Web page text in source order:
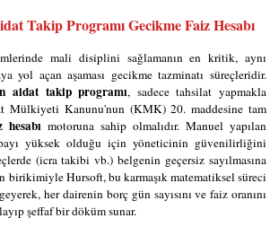
Takip Programı Gecikme Faiz Hesabı
mali disiplini sağlamanın en kritik, aynı
yol açan aşaması gecikme tazminatı süreçleridir.
aidat takip programı, sadece tahsilat yapmakla
Mülkiyeti Kanunu'nun (KMK) 20. maddesine tam
motoruna sahip olmalıdır. Manuel yapılan
yüksek olduğu için yöneticinin güvenilirliğini
(icra takibi vb.) belgenin geçersiz sayılmasına
birikimiyle Hursoft, bu karmaşık matematiksel süreci
her dairenin borç gün sayısını ve faiz oranını
şeffaf bir döküm sunar.